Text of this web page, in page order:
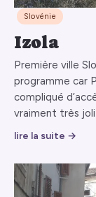
Slovénie
Izola
Première ville
programme car
compliqué
vraiment très
lire la suite →